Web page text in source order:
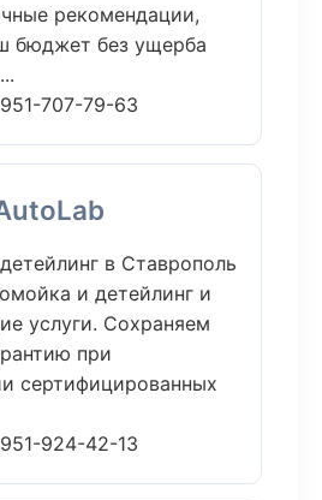
рекомендации,
бюджет без ущерба
707-79-63
в Ставрополь
и детейлинг и
услуги. Сохраняем
при
сертифицированных
924-42-13